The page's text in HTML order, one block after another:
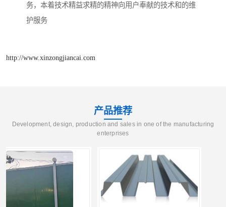
务，本着技术精益求精的精神向用户奉献的技术和的维
护服务
http://www.xinzongjiancai.com
产品推荐
Development, design, production and sales in one of the manufacturing
enterprises